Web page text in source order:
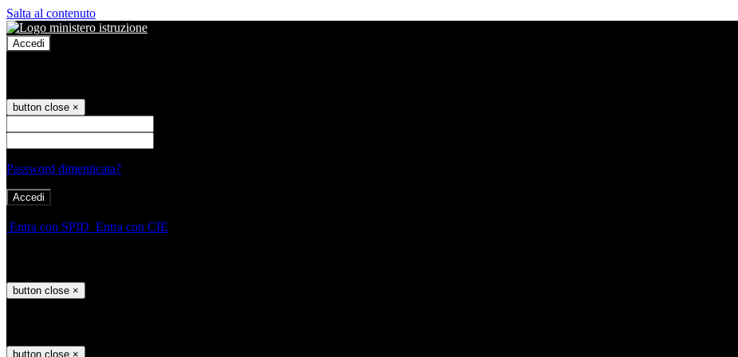
Salta al contenuto
Accedi
button close ×
Password dimenticata?
Entra con SPID Entra con CIE
button close ×
button close ×